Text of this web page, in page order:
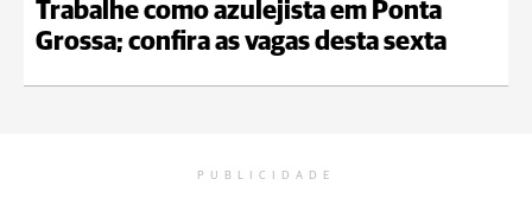
Trabalhe como azulejista em Ponta
Grossa; confira as vagas desta sexta
PUBLICIDADE